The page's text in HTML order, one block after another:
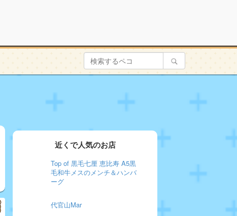
近くで人気のお店
Top of 黒毛七厘 恵比寿 A5黒
毛和牛メスのメンチ＆ハンバ
ーグ
代官山Mar